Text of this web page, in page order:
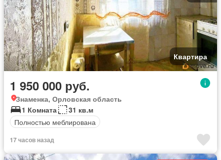
Квартира
1 950 000 руб.
Знаменка, Орловская область
1 Комната
31 кв.м
Полностью меблирована
17 часов назад